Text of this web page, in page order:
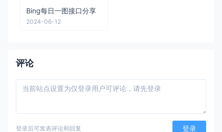
Bing每日一图接口分享
2024-06-12
评论
登录后可发表评论和回复 登录